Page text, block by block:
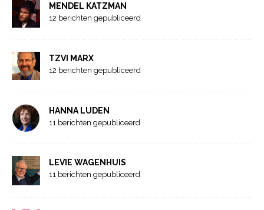
MENDEL KATZMAN
12 berichten gepubliceerd
TZVI MARX
12 berichten gepubliceerd
HANNA LUDEN
11 berichten gepubliceerd
LEVIE WAGENHUIS
11 berichten gepubliceerd